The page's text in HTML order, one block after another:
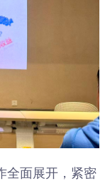
全面展开，紧密